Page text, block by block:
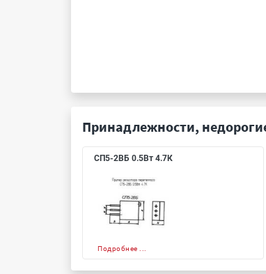
Принадлежности,
СП5-2ВБ 0.5Вт 4.7К
Подробнее ...